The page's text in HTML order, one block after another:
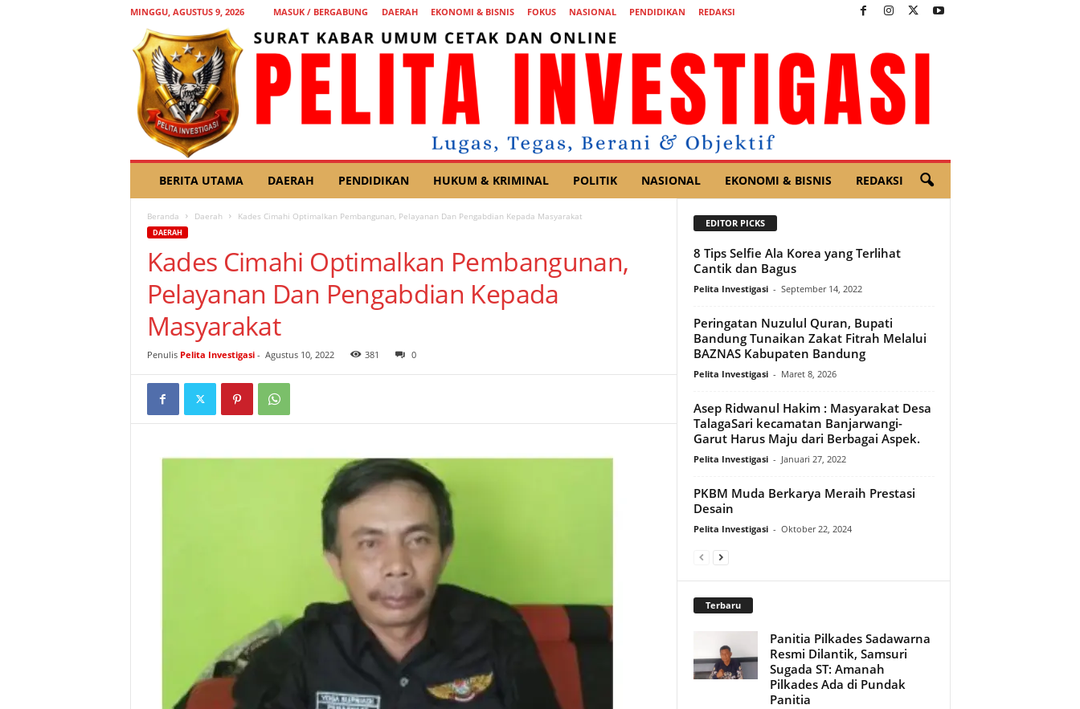
MINGGU, AGUSTUS 9, 2026 MASUK / BERGABUNG DAERAH EKONOMI & BISNIS FOKUS NASIONAL PENDIDIKAN REDAKSI
L
S
BERITA UTAMA DAERAH PENDIDIKAN HUKUM & KRIMINAL POLITIK NASIONAL EKONOMI & BISNIS REDAKSI
Beranda Daerah Kades Cimahi Optimalkan Pembangunan, Pelayanan Dan Pengabdian Kepada Masyarakat
DAERAH
Kades Cimahi Optimalkan Pembangunan,
Pelayanan Dan Pengabdian Kepada
Masyarakat
Penulis Pelita Investigasi- Agustus 10, 2022 381 0
EDITOR PICKS
8 Tips Selfie Ala Korea yang Terlihat
Cantik dan Bagus
Pelita Investigasi - September 14, 2022
Peringatan Nuzulul Quran, Bupati
Bandung Tunaikan Zakat Fitrah Melalui
BAZNAS Kabupaten Bandung
Pelita Investigasi - Maret 8, 2026
Asep Ridwanul Hakim : Masyarakat Desa
TalagaSari kecamatan Banjarwangi-
Garut Harus Maju dari Berbagai Aspek.
Pelita Investigasi - Januari 27, 2022
PKBM Muda Berkarya Meraih Prestasi
Desain
Pelita Investigasi - Oktober 22, 2024
Terbaru
Panitia Pilkades Sadawarna
Resmi Dilantik, Samsuri
Sugada ST: Amanah
Pilkades Ada di Pundak
Panitia